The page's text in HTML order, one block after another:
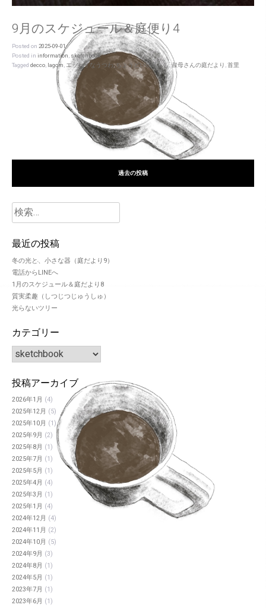
9月のスケジュール＆庭便り4
Posted on 2025-09-01
Posted in information, sketchbook
Tagged decco, lagom,エッセイなうつわ,ちょうどいい暮らし,叔母さんの庭だより ,首里
過去の投稿
最近の投稿
冬の光と、小さな器（庭だより9）
電話からLINEへ
1月のスケジュール＆庭だより8
質実柔趣（しつじつじゅうしゅ）
光らないツリー
カテゴリー
投稿アーカイブ
2026年1月 (4)
2025年12月 (5)
2025年10月 (1)
2025年9月 (2)
2025年8月 (1)
2025年7月 (1)
2025年5月 (1)
2025年4月 (4)
2025年3月 (1)
2025年1月 (4)
2024年12月 (4)
2024年11月 (2)
2024年10月 (5)
2024年9月 (3)
2024年8月 (1)
2024年5月 (1)
2023年7月 (1)
2023年6月 (1)